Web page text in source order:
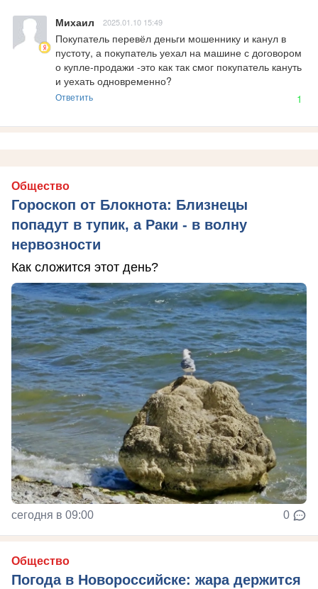
Михаил 2025.01.10 15:49
Покупатель перевёл деньги мошеннику и канул в
пустоту, а покупатель уехал на машине с договором
о купле-продажи -это как так смог покупатель кануть
и уехать одновременно?
Ответить 1
Общество
Гороскоп от Блокнота: Близнецы
попадут в тупик, а Раки - в волну
нервозности
Как сложится этот день?
сегодня в 09:00 0
Общество
Погода в Новороссийске: жара держится